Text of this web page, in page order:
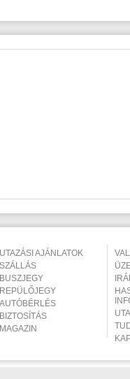
UTAZÁSI AJÁNLATOK
SZÁLLÁS
BUSZJEGY
REPÜLŐJEGY
AUTÓBÉRLÉS
BIZTOSÍTÁS
MAGAZIN